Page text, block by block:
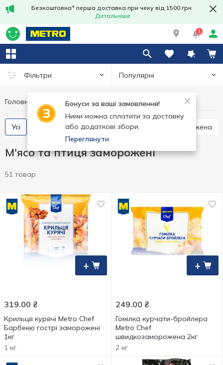
Безкоштовна* перша доставка при чеку від 1500 грн
Детальніше
1
Фільтри Популярні
Бонуси за ваші замовлення!
Ними можна сплатити за доставку
або додаткові збори.
Переглянути
Головна Заморозка
Усі Курятина заморожена Качатина заморожена
М'ясо та птиця заморожені
51 товар
+
319.00 ₴
Крильця курячі Metro Chef
Барбекю гострі заморожені
1кг
1 кг
+
249.00 ₴
Гомілка курчати-бройлера
Metro Chef
швидкозаморожена 2кг
2 кг